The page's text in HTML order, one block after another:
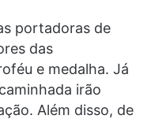
portadoras de
das
e medalha. Já
irão
Além disso, de